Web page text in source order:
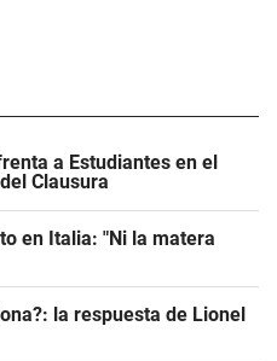
a Estudiantes en el
Clausura
en Italia: "Ni la matera
la respuesta de Lionel